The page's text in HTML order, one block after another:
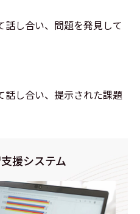
し合い、問題を発見して
話し合い、提示された課題
援システム